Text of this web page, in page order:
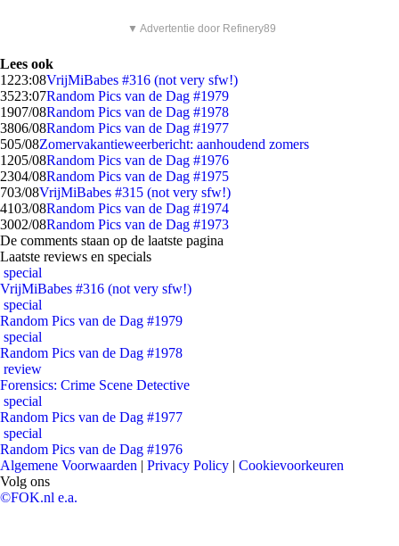
▼ Advertentie door Refinery89
Lees ook
1223:08VrijMiBabes #316 (not very sfw!)
3523:07Random Pics van de Dag #1979
1907/08Random Pics van de Dag #1978
3806/08Random Pics van de Dag #1977
505/08Zomervakantieweerbericht: aanhoudend zomers
1205/08Random Pics van de Dag #1976
2304/08Random Pics van de Dag #1975
703/08VrijMiBabes #315 (not very sfw!)
4103/08Random Pics van de Dag #1974
3002/08Random Pics van de Dag #1973
De comments staan op de laatste pagina
Laatste reviews en specials
special
VrijMiBabes #316 (not very sfw!)
special
Random Pics van de Dag #1979
special
Random Pics van de Dag #1978
review
Forensics: Crime Scene Detective
special
Random Pics van de Dag #1977
special
Random Pics van de Dag #1976
Algemene Voorwaarden | Privacy Policy | Cookievoorkeuren
Volg ons
©FOK.nl e.a.